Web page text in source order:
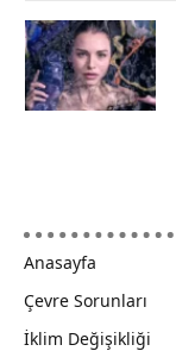
Anasayfa
Çevre Sorunları
İklim Değişikliği